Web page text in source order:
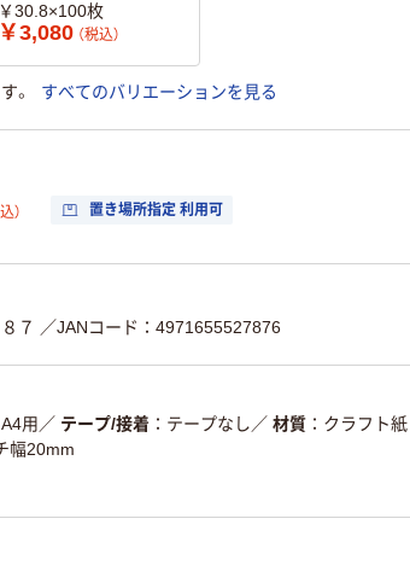
￥30.8×100枚
￥3,080 （税込）
。
すべてのバリエーションを見る
） 置き場所指定 利用可
７ ／JANコード：4971655527876
A4用 ／ テープ/接着 テープなし ／ 材質
クラフト紙
幅20mm